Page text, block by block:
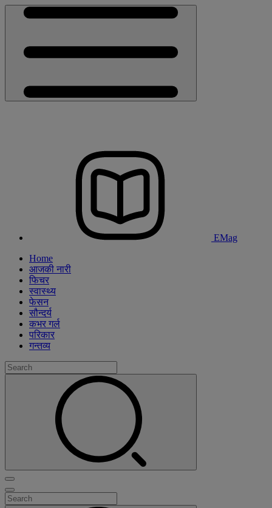
EMag
Home
आजकी नारी
फिचर
स्वास्थ्य
फेसन
सौन्दर्य
कभर गर्ल
परिकार
गन्तव्य